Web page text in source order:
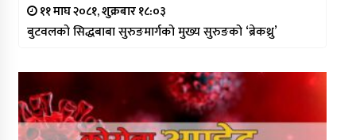
११ माघ २०८१, शुक्रबार १८:०३
बुटवलको सिद्धबाबा सुरुङमार्गको मुख्य सुरुङको ‘ब्रेकथ्रु’